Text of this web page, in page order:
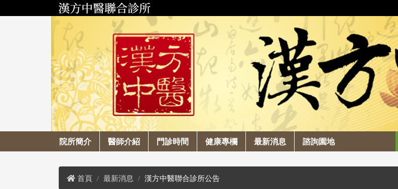
院所簡介 醫師介紹 門診時間 健康專欄 最新消息 諮詢園地
首頁 最新消息 漢方中醫聯合診所公告